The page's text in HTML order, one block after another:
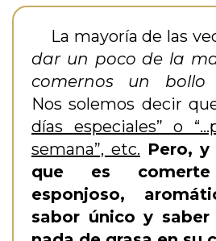
La mayoría de las
dar un poco de la
comernos un bollo
Nos solemos decir
días especiales” o
semana”, etc. Pero,
que es
esponjoso,
sabor único y